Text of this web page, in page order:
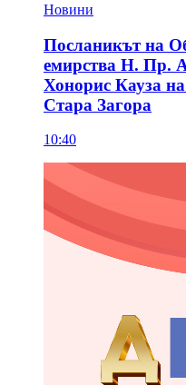
Новини
Посланикът на
емирства Н. Пр.
Хонорис Кауза
Стара Загора
10:40